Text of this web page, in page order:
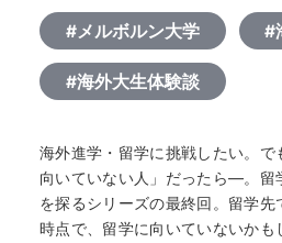
#メルボルン大学 #
#海外大生体験談
海外進学・留学に挑戦したい。で
向いていない人」だったら—。留
を探るシリーズの最終回。留学先
時点で、留学に向いていないかも